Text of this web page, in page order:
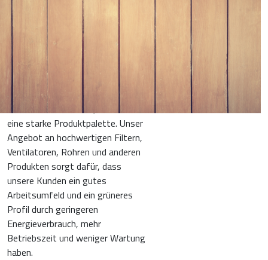
Das Engagement von JKF für
saubere Luft und Nachhaltigkeit
steht im Einklang mit dem globalen
Fokus auf die Reduzierung von
CO2-Emissionen, Recycling und
Abfallmanagement. Der Weg zu
einer saubereren Umwelt, sowohl
intern als auch extern, führt über
eine starke Produktpalette. Unser
Angebot an hochwertigen Filtern,
Ventilatoren, Rohren und anderen
Produkten sorgt dafür, dass
unsere Kunden ein gutes
Arbeitsumfeld und ein grüneres
Profil durch geringeren
Energieverbrauch, mehr
Betriebszeit und weniger Wartung
haben.